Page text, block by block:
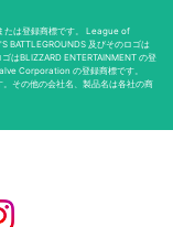
たは登録商標です。 League of
BATTLEGROUNDS 及びそのロゴは
BLIZZARD ENTERTAINMENT の登
Corporation の登録商標です。
その他の会社名、製品名は各社の商